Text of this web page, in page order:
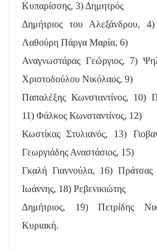
Κυπαρίσσης, 3) Δημητρός
Δημήτριος του Αλεξάνδρου,
Λαθούρη Πάργα Μαρία, 6)
Αναγνωστάρας Γεώργιος, 7)
Χριστοδούλου Νικόλαος, 9)
Παπαλέξης Κωνσταντίνος, 10)
11) Φάλκος Κωνσταντίνος, 12)
Κωστίκας Στυλιανός, 13)
Γεωργιάδης Αναστάσιος, 15)
Γκαλή Γιαννούλα, 16)
Ιωάννης, 18) Ρεβενικιώτης
Δημήτριος, 19) Πετρίδης
Κυριακή.